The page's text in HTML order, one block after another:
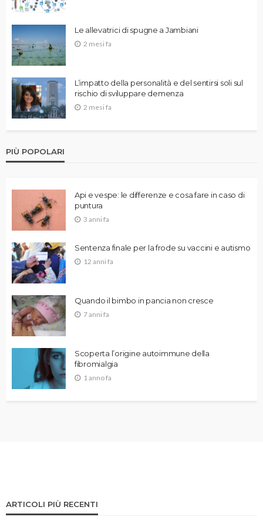
Le allevatrici di spugne a Jambiani
2 mesi fa
L’impatto della personalità e del sentirsi soli sul
rischio di sviluppare demenza
2 mesi fa
PIÙ POPOLARI
Api e vespe: le differenze e cosa fare in caso di
puntura
3 anni fa
Sentenza finale per la frode su vaccini e autismo
12 anni fa
Quando il bimbo in pancia non cresce
7 anni fa
Scoperta l’origine autoimmune della
fibromialgia
1 anno fa
ARTICOLI PIÙ RECENTI